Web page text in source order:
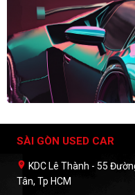
SÀI GÒN USED CAR
KDC Lê Thành - 55
Tân, Tp HCM